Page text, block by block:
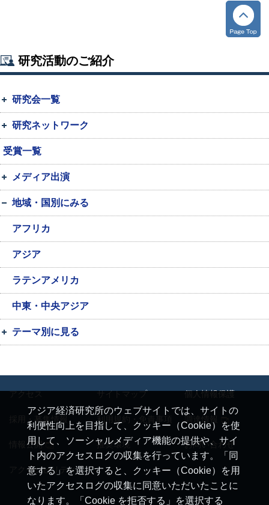
研究活動のご紹介
研究会一覧
研究ネットワーク
受賞一覧
メディア出演
地域・国別にみる
アフリカ
アジア
ラテンアメリカ
中東・中央アジア
テーマ別に見る
アジア経済研究所のウェブサイトでは、サイトの
利便性向上を目指して、クッキー（Cookie）を使
用して、ソーシャルメディア機能の提供や、サイ
ト内のアクセスログの収集を行っています。「同
意する」を選択すると、クッキー（Cookie）を用
いたアクセスログの収集に同意いただいたことに
なります。「Cookie を拒否する」を選択する
アクセス サイトマップ 個人情報保護
採用・募集情報 利用規約・免責事項 調達情報
情報公開 推奨環境 お問い合わせ
アクセシビリティ